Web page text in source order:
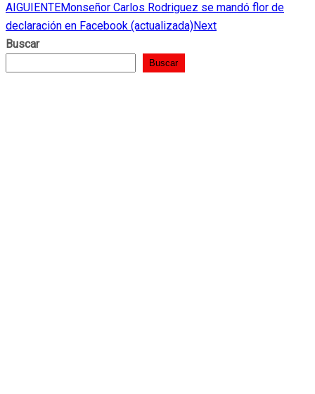
AIGUIENTEMonseñor Carlos Rodriguez se mandó flor de
declaración en Facebook (actualizada)Next
Buscar
Buscar